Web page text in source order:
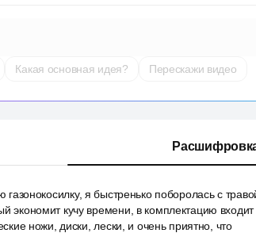
Какая основная идея? Перескажи видео
я быстренько поборолась с
кучу времени, в комплектацию
ножи, диски, лески, и очень приятно, что